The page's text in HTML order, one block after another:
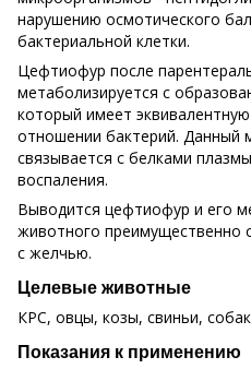
нарушению осмотического
бактериальной клетки.
Цефтиофур после
метаболизируется с
который имеет
отношении бактерий. Данный
связывается с белками
воспаления.
Выводится цефтиофур и его
животного преимущественно
с желчью.
Целевые животные
КРС, овцы, козы, свиньи,
Показания к применению